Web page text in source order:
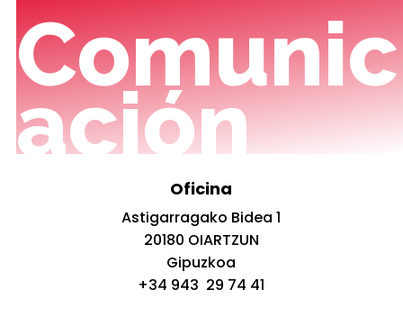
Comunic
ación
Oficina
Astigarragako Bidea 1
20180 OIARTZUN
Gipuzkoa
+34 943 29 74 41